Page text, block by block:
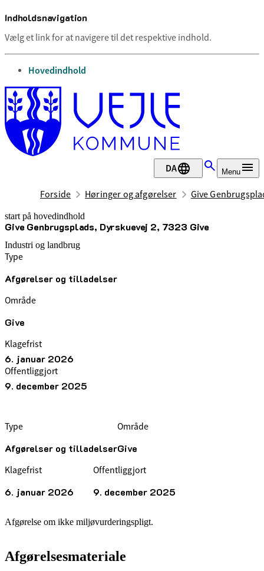
Indholdsnavigation
Vælg et link for at navigere til det respektive indhold.
gå til
Hovedindhold
DA Menu
Forside Høringer og afgørelser Give
start på hovedindhold
Give Genbrugsplads, Dyrskuevej 2, 7323 Give
senest opdateret 9. december 2025
Industri og landbrug
Type
Afgørelser og tilladelser
Område
Give
Klagefrist
6. januar 2026
Offentliggjort
9. december 2025
Type
Afgørelser og tilladelser
Område
Give
Klagefrist
6. januar 2026
Offentliggjort
9. december 2025
Afgørelse om ikke miljøvurderingspligt.
Afgørelsesmateriale